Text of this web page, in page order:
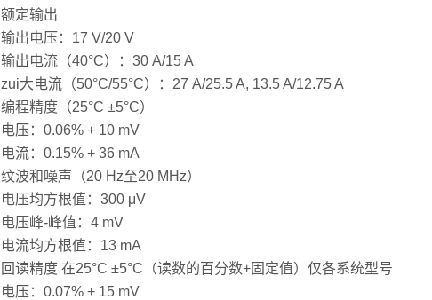
额定输出
输出电压：17 V/20 V
输出电流（40°C）：30 A/15 A
zui大电流（50°C/55°C）：27 A/25.5 A, 13.5 A/12.75 A
编程精度（25°C ±5°C）
电压：0.06% + 10 mV
电流：0.15% + 36 mA
纹波和噪声（20 Hz至20 MHz）
电压均方根值：300 μV
电压峰-峰值：4 mV
电流均方根值：13 mA
回读精度 在25°C ±5°C（读数的百分数+固定值）仅各系统型号
电压：0.07% + 15 mV